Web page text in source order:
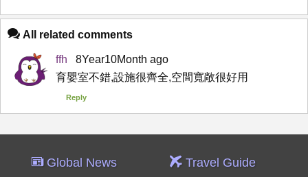
All related comments
ffh
8Year10Month ago
育嬰室不錯,設施很齊全,空間寬敞很好用
Reply
Global News Travel Guide